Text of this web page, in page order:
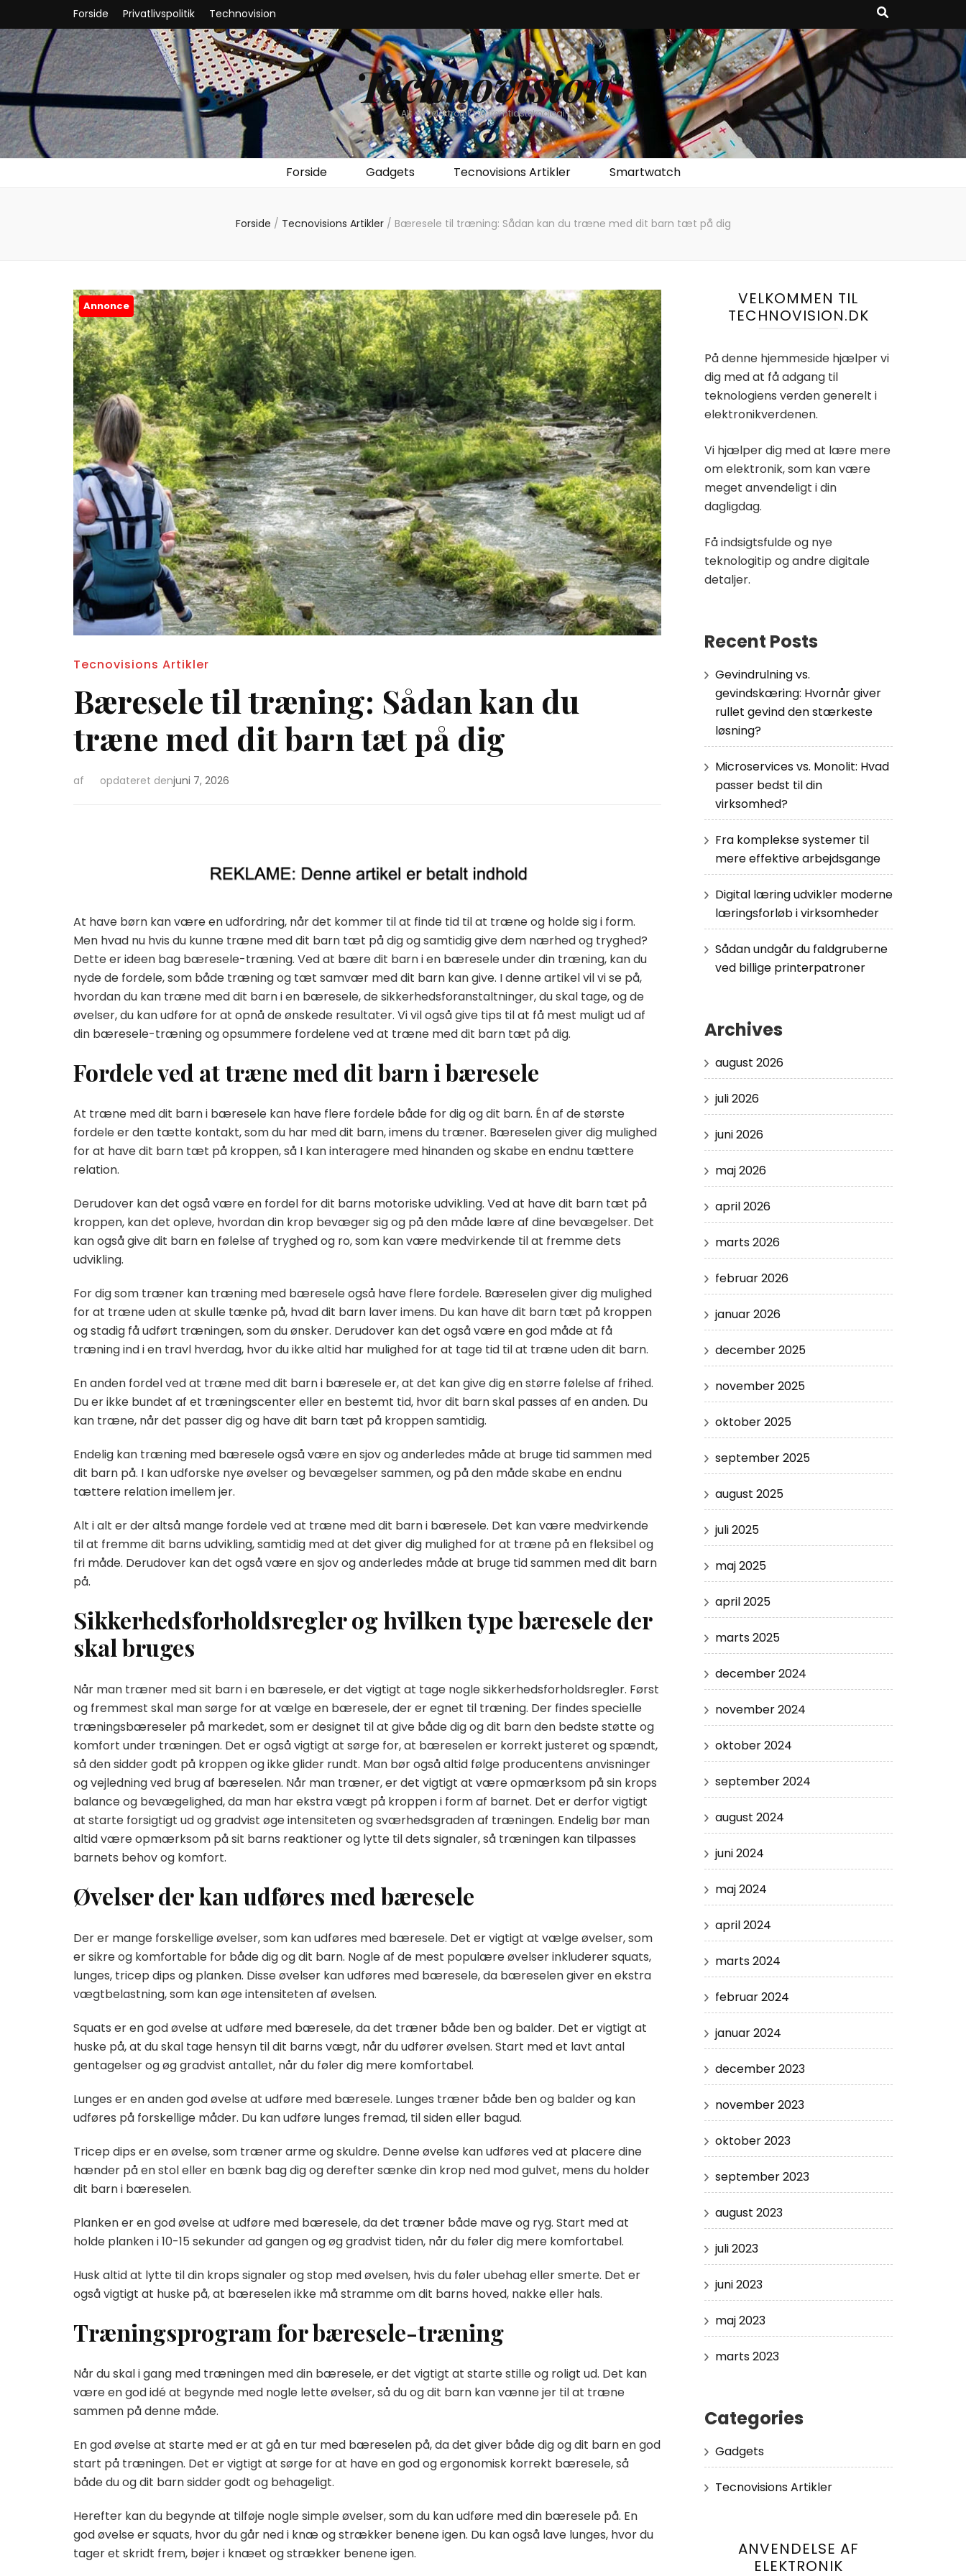
Forside Privatlivspolitik Technovision
Technovision
Alt om elektronik og fremtidsteknologi
Forside Gadgets Tecnovisions Artikler Smartwatch
Forside / Tecnovisions Artikler / Bæresele til træning: Sådan kan du træne med dit barn tæt på dig
Annonce
Tecnovisions Artikler
Bæresele til træning: Sådan kan du
træne med dit barn tæt på dig
af opdateret denjuni 7, 2026
At have børn kan være en udfordring, når det kommer til at finde tid til at træne og holde sig i form.
Men hvad nu hvis du kunne træne med dit barn tæt på dig og samtidig give dem nærhed og tryghed?
Dette er ideen bag bæresele-træning. Ved at bære dit barn i en bæresele under din træning, kan du
nyde de fordele, som både træning og tæt samvær med dit barn kan give. I denne artikel vil vi se på,
hvordan du kan træne med dit barn i en bæresele, de sikkerhedsforanstaltninger, du skal tage, og de
øvelser, du kan udføre for at opnå de ønskede resultater. Vi vil også give tips til at få mest muligt ud af
din bæresele-træning og opsummere fordelene ved at træne med dit barn tæt på dig.
Fordele ved at træne med dit barn i bæresele
At træne med dit barn i bæresele kan have flere fordele både for dig og dit barn. Én af de største
fordele er den tætte kontakt, som du har med dit barn, imens du træner. Bæreselen giver dig mulighed
for at have dit barn tæt på kroppen, så I kan interagere med hinanden og skabe en endnu tættere
relation.
Derudover kan det også være en fordel for dit barns motoriske udvikling. Ved at have dit barn tæt på
kroppen, kan det opleve, hvordan din krop bevæger sig og på den måde lære af dine bevægelser. Det
kan også give dit barn en følelse af tryghed og ro, som kan være medvirkende til at fremme dets
udvikling.
For dig som træner kan træning med bæresele også have flere fordele. Bæreselen giver dig mulighed
for at træne uden at skulle tænke på, hvad dit barn laver imens. Du kan have dit barn tæt på kroppen
og stadig få udført træningen, som du ønsker. Derudover kan det også være en god måde at få
træning ind i en travl hverdag, hvor du ikke altid har mulighed for at tage tid til at træne uden dit barn.
En anden fordel ved at træne med dit barn i bæresele er, at det kan give dig en større følelse af frihed.
Du er ikke bundet af et træningscenter eller en bestemt tid, hvor dit barn skal passes af en anden. Du
kan træne, når det passer dig og have dit barn tæt på kroppen samtidig.
Endelig kan træning med bæresele også være en sjov og anderledes måde at bruge tid sammen med
dit barn på. I kan udforske nye øvelser og bevægelser sammen, og på den måde skabe en endnu
tættere relation imellem jer.
Alt i alt er der altså mange fordele ved at træne med dit barn i bæresele. Det kan være medvirkende
til at fremme dit barns udvikling, samtidig med at det giver dig mulighed for at træne på en fleksibel og
fri måde. Derudover kan det også være en sjov og anderledes måde at bruge tid sammen med dit barn
på.
Sikkerhedsforholdsregler og hvilken type bæresele der
skal bruges
Når man træner med sit barn i en bæresele, er det vigtigt at tage nogle sikkerhedsforholdsregler. Først
og fremmest skal man sørge for at vælge en bæresele, der er egnet til træning. Der findes specielle
træningsbæreseler på markedet, som er designet til at give både dig og dit barn den bedste støtte og
komfort under træningen. Det er også vigtigt at sørge for, at bæreselen er korrekt justeret og spændt,
så den sidder godt på kroppen og ikke glider rundt. Man bør også altid følge producentens anvisninger
og vejledning ved brug af bæreselen. Når man træner, er det vigtigt at være opmærksom på sin krops
balance og bevægelighed, da man har ekstra vægt på kroppen i form af barnet. Det er derfor vigtigt
at starte forsigtigt ud og gradvist øge intensiteten og sværhedsgraden af træningen. Endelig bør man
altid være opmærksom på sit barns reaktioner og lytte til dets signaler, så træningen kan tilpasses
barnets behov og komfort.
Øvelser der kan udføres med bæresele
Der er mange forskellige øvelser, som kan udføres med bæresele. Det er vigtigt at vælge øvelser, som
er sikre og komfortable for både dig og dit barn. Nogle af de mest populære øvelser inkluderer squats,
lunges, tricep dips og planken. Disse øvelser kan udføres med bæresele, da bæreselen giver en ekstra
vægtbelastning, som kan øge intensiteten af øvelsen.
Squats er en god øvelse at udføre med bæresele, da det træner både ben og balder. Det er vigtigt at
huske på, at du skal tage hensyn til dit barns vægt, når du udfører øvelsen. Start med et lavt antal
gentagelser og øg gradvist antallet, når du føler dig mere komfortabel.
Lunges er en anden god øvelse at udføre med bæresele. Lunges træner både ben og balder og kan
udføres på forskellige måder. Du kan udføre lunges fremad, til siden eller bagud.
Tricep dips er en øvelse, som træner arme og skuldre. Denne øvelse kan udføres ved at placere dine
hænder på en stol eller en bænk bag dig og derefter sænke din krop ned mod gulvet, mens du holder
dit barn i bæreselen.
Planken er en god øvelse at udføre med bæresele, da det træner både mave og ryg. Start med at
holde planken i 10-15 sekunder ad gangen og øg gradvist tiden, når du føler dig mere komfortabel.
Husk altid at lytte til din krops signaler og stop med øvelsen, hvis du føler ubehag eller smerte. Det er
også vigtigt at huske på, at bæreselen ikke må stramme om dit barns hoved, nakke eller hals.
Træningsprogram for bæresele-træning
Når du skal i gang med træningen med din bæresele, er det vigtigt at starte stille og roligt ud. Det kan
være en god idé at begynde med nogle lette øvelser, så du og dit barn kan vænne jer til at træne
sammen på denne måde.
En god øvelse at starte med er at gå en tur med bæreselen på, da det giver både dig og dit barn en god
start på træningen. Det er vigtigt at sørge for at have en god og ergonomisk korrekt bæresele, så
både du og dit barn sidder godt og behageligt.
Herefter kan du begynde at tilføje nogle simple øvelser, som du kan udføre med din bæresele på. En
god øvelse er squats, hvor du går ned i knæ og strækker benene igen. Du kan også lave lunges, hvor du
tager et skridt frem, bøjer i knæet og strækker benene igen.
VELKOMMEN TIL
TECHNOVISION.DK
På denne hjemmeside hjælper vi
dig med at få adgang til
teknologiens verden generelt i
elektronikverdenen.
Vi hjælper dig med at lære mere
om elektronik, som kan være
meget anvendeligt i din
dagligdag.
Få indsigtsfulde og nye
teknologitip og andre digitale
detaljer.
Recent Posts
Gevindrulning vs.
gevindskæring: Hvornår giver
rullet gevind den stærkeste
løsning?
Microservices vs. Monolit: Hvad
passer bedst til din
virksomhed?
Fra komplekse systemer til
mere effektive arbejdsgange
Digital læring udvikler moderne
læringsforløb i virksomheder
Sådan undgår du faldgruberne
ved billige printerpatroner
Archives
august 2026
juli 2026
juni 2026
maj 2026
april 2026
marts 2026
februar 2026
januar 2026
december 2025
november 2025
oktober 2025
september 2025
august 2025
juli 2025
maj 2025
april 2025
marts 2025
december 2024
november 2024
oktober 2024
september 2024
august 2024
juni 2024
maj 2024
april 2024
marts 2024
februar 2024
januar 2024
december 2023
november 2023
oktober 2023
september 2023
august 2023
juli 2023
juni 2023
maj 2023
marts 2023
Categories
Gadgets
Tecnovisions Artikler
ANVENDELSE AF
ELEKTRONIK